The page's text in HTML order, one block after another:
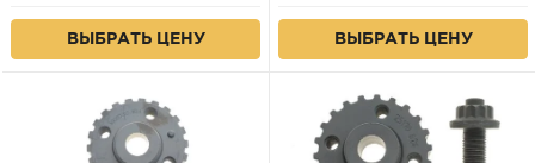
ВЫБРАТЬ ЦЕНУ ВЫБРАТЬ ЦЕНУ